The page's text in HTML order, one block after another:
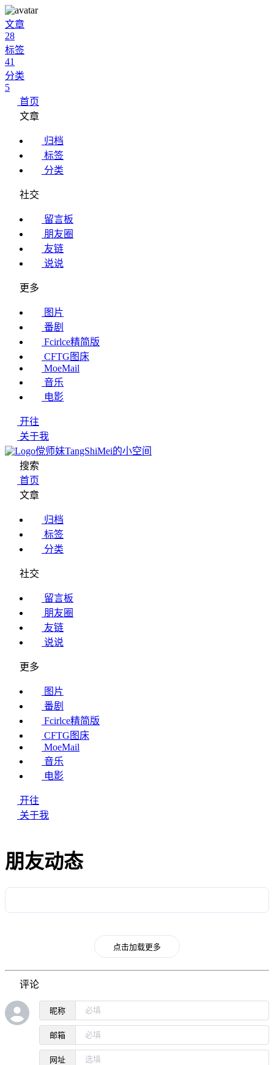
文章
28
标签
41
分类
5
首页
文章
归档
标签
分类
社交
留言板
朋友圈
友链
说说
更多
图片
番剧
Fcirlce精简版
CFTG图床
MoeMail
音乐
电影
开往
关于我
傥师妹TangShiMei的小空间
搜索
首页
文章
归档
标签
分类
社交
留言板
朋友圈
友链
说说
更多
图片
番剧
Fcirlce精简版
CFTG图床
MoeMail
音乐
电影
开往
关于我
朋友动态
点击加载更多
评论
昵称
邮箱
网址